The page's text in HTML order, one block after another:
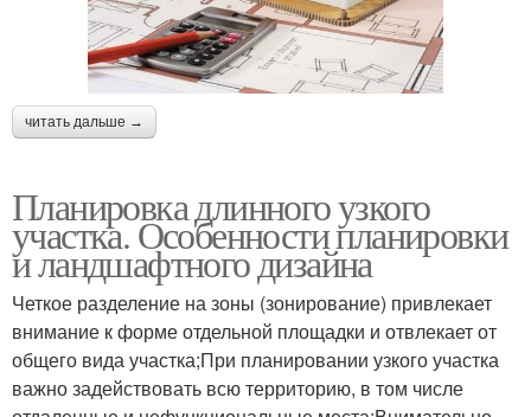
читать дальше →
Планировка длинного узкого
участка. Особенности планировки
и ландшафтного дизайна
Четкое разделение на зоны (зонирование) привлекает
внимание к форме отдельной площадки и отвлекает от
общего вида участка;При планировании узкого участка
важно задействовать всю территорию, в том числе